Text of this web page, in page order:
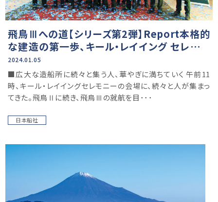
飛鳥Ⅲへの道【シリーズ第2弾】Report本格的
な建造の第一歩、キール・レイイング セレモニ
ー
2024.01.05
■広大な造船所に続々と集う人、華やぎに満ちていく 午前11
時、キール・レイイングセレモニーの会場に、続々と人が集まっ
てきた。飛鳥Ⅱに続き、飛鳥Ⅲの就航を目･･･
日本船社